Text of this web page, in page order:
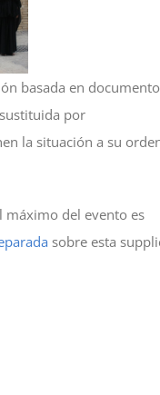
basada en
por
la situación a su
máximo del evento es
sobre esta